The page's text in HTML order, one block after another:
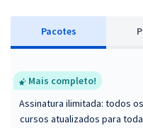
Pacotes P
Mais completo!
Assinatura ilimitada: todos
cursos atualizados para